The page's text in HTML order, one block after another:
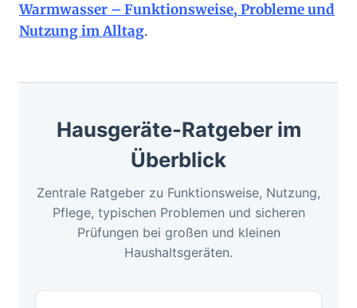
Warmwasser – Funktionsweise, Probleme und
Nutzung im Alltag.
Hausgeräte-Ratgeber im
Überblick
Zentrale Ratgeber zu Funktionsweise, Nutzung,
Pflege, typischen Problemen und sicheren
Prüfungen bei großen und kleinen
Haushaltsgeräten.